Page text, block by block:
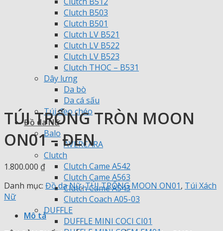
Clutch B503
Clutch B501
Clutch LV B521
Clutch LV B522
Clutch LV B523
Clutch THOC – B531
Dây lưng
Da bò
Da cá sấu
Túi đeo chéo
Đồ da Nữ
Balo
AVERCARA
Clutch
Clutch Came A542
Clutch Came A563
Clutch Came A543
Clutch Coach A05-03
DUFFLE
DUFFLE MINI COCI CI01
TÚI TRỐNG TRÒN MOON
ON01 – ĐEN
1.800.000 ₫
Danh mục: Đồ da Nữ,TÚI TRỐNG MOON ON01, Túi Xách
Nữ
Mô tả